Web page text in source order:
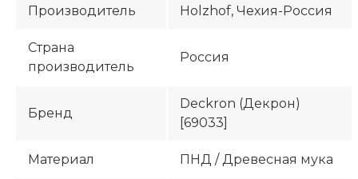
Производитель
Holzhof, Чехия-Россия
Страна
производитель
Россия
Бренд
Deckron (Декрон)
[69033]
Материал ПНД / Древесная мука